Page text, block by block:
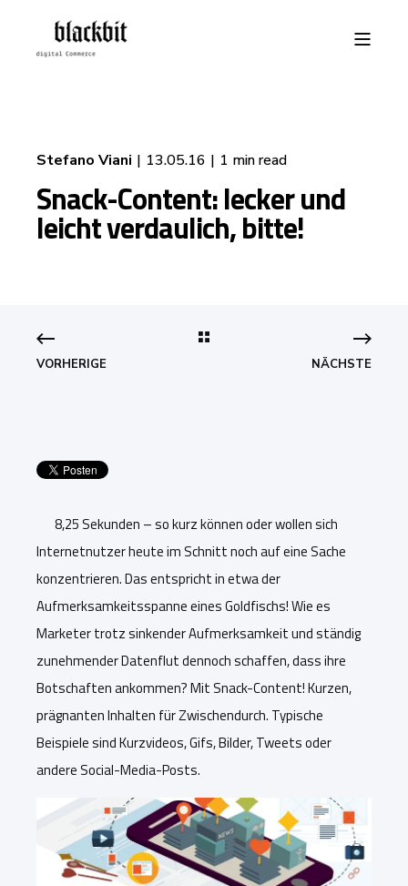
Stefano Viani 13.05.16 1 min read
Snack-Content: lecker und
leicht verdaulich, bitte!
VORHERIGE NÄCHSTE
8,25 Sekunden – so kurz können oder wollen sich
Internetnutzer heute im Schnitt noch auf eine Sache
konzentrieren. Das entspricht in etwa der
Aufmerksamkeitsspanne eines Goldfischs! Wie es
Marketer trotz sinkender Aufmerksamkeit und ständig
zunehmender Datenflut dennoch schaffen, dass ihre
Botschaften ankommen? Mit Snack-Content! Kurzen,
prägnanten Inhalten für Zwischendurch. Typische
Beispiele sind Kurzvideos, Gifs, Bilder, Tweets oder
andere Social-Media-Posts.